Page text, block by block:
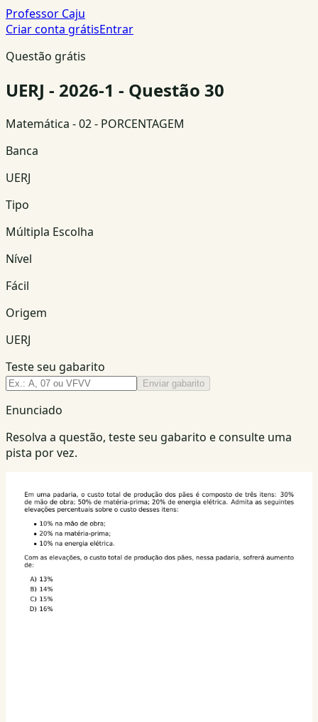
Professor Caju
Criar conta grátisEntrar
Questão grátis
UERJ - 2026-1 - Questão 30
Matemática - 02 - PORCENTAGEM
Banca
UERJ
Tipo
Múltipla Escolha
Nível
Fácil
Origem
UERJ
Teste seu gabarito
Enviar gabarito
Enunciado
Resolva a questão, teste seu gabarito e consulte uma
pista por vez.